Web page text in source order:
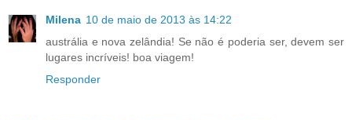
Milena 10 de maio de 2013 às 14:22
austrália e nova zelândia! Se não é poderia ser, devem ser
lugares incríveis! boa viagem!
Responder